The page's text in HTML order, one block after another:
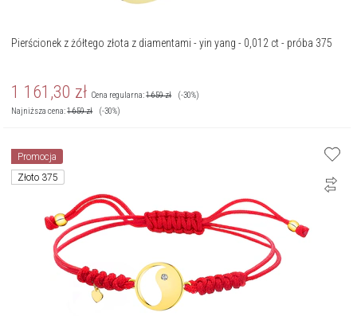
Pierścionek z żółtego złota z diamentami - yin yang - 0,012 ct - próba 375
1 161,30 zł Cena regularna:1 659zł
(-30%)
Najniższa cena:1 659zł (-30%)
Promocja
Złoto 375